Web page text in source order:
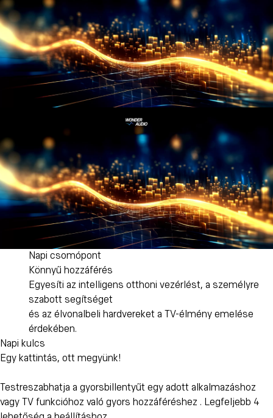
Napi csomópont
Könnyű hozzáférés
Egyesíti az intelligens otthoni vezérlést, a személyre
szabott segítséget
és az élvonalbeli hardvereket a TV-élmény emelése
érdekében.
Napi kulcs
Egy kattintás, ott megyünk!
Testreszabhatja a gyorsbillentyűt egy adott alkalmazáshoz
vagy TV funkcióhoz való gyors hozzáféréshez . Legfeljebb 4